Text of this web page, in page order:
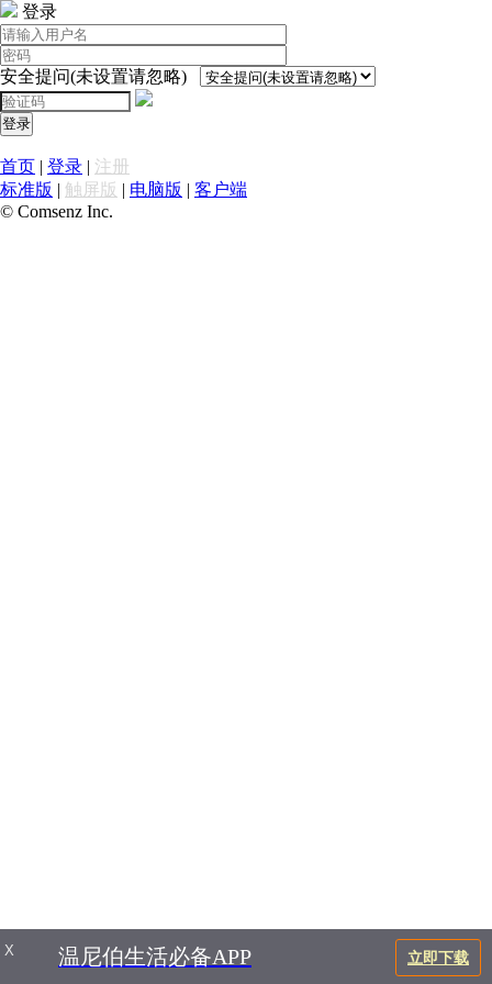
登录
安全提问(未设置请忽略)
登录
首页 | 登录 | 注册
标准版 | 触屏版 | 电脑版 | 客户端
© Comsenz Inc.
X 温尼伯生活必备APP 立即下载